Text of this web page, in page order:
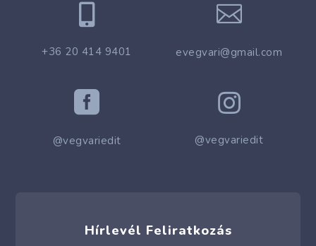

+36 20 414 9401

evegvari@gmail.com

@vegvariedit

@vegvariedit
Hírlevél Feliratkozás